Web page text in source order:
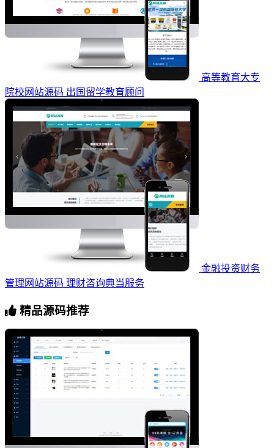
高等教育大专
院校网站源码 出国留学教育顾问
金融投资财务
管理网站源码 理财咨询典当服务
精品源码推荐